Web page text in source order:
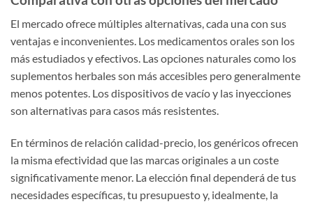
El mercado ofrece múltiples alternativas, cada una con sus
ventajas e inconvenientes. Los medicamentos orales son los
más estudiados y efectivos. Las opciones naturales como los
suplementos herbales son más accesibles pero generalmente
menos potentes. Los dispositivos de vacío y las inyecciones
son alternativas para casos más resistentes.
En términos de relación calidad-precio, los genéricos ofrecen
la misma efectividad que las marcas originales a un coste
significativamente menor. La elección final dependerá de tus
necesidades específicas, tu presupuesto y, idealmente, la